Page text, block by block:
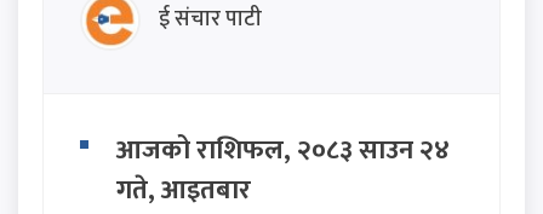
ई संचार पाटी
आजको राशिफल, २०८३ साउन २४
गते, आइतबार